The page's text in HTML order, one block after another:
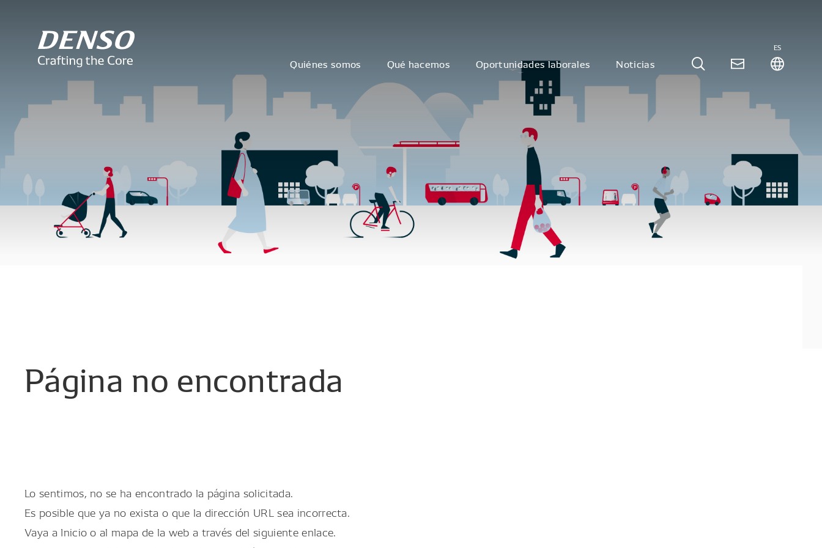
Quiénes somos Qué hacemos Oportunidades laborales Noticias
ES
Página no encontrada
Lo sentimos, no se ha encontrado la página solicitada.
Es posible que ya no exista o que la dirección URL sea incorrecta.
Vaya a Inicio o al mapa de la web a través del siguiente enlace.